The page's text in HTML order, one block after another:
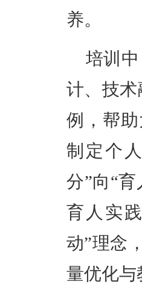
养。
培训
计、技
例，帮
制定个
分”向“
育人实
动”理念
量优化与